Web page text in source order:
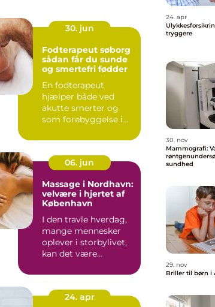
30. jun
Fodterapeut søborg
sådan får du sunde
og smertefri fødder
En fodterapeut
hjælper både ved
akutte smerter og
som forebyggelse i
opdager først ...
06. jun
Massage i Nordhavn:
velvære i hjertet af
København
I den travle hverdag,
mange mennesker
oplever i storbylivet,
kan det være
24. apr
24. apr
tryggere
30. nov
Mammografi:
sundhed
29. nov
Briller til børn i